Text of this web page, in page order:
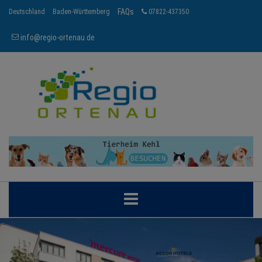
Deutschland Baden-Württemberg FAQs 07822-437350
info@regio-ortenau.de
ORTENAU